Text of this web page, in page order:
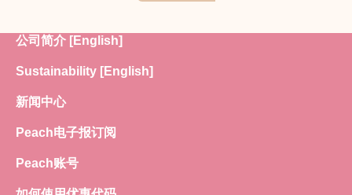
公司简介 [English]
Sustainability [English]
新闻中心
Peach电子报订阅
Peach账号